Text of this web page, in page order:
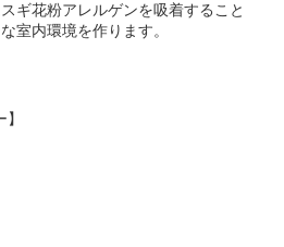
ギ花粉アレルゲンを吸着すること
室内環境を作ります。